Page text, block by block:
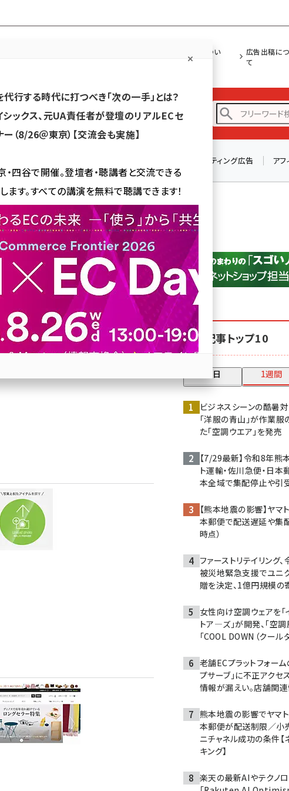
ネッ担につい
広告出稿に
て
から探す セミナー／イベント から探す
アスク
base
リスティング広告 アフ
一覧
いる記事の一覧
人気記事トップ10
昨日 1週間
ビジネスシーンの酷暑対
「洋服の青山」が作業
た「空調ウエア」を発売
【7/29最新】令和8年熊
ト運輸・佐川急便・日
本全域で集配停止や引
【熊本地震の影響】ヤマ
本郵便で配送遅延や集
時点）
ファーストリテイリング
被災地緊急支援でユニ
贈を決定、1億円規模の
女性向け空調ウェアを「
トア―ズ」が開発、「空
「COOL DOWN（クールダ
老舗ECプラットフォーム
プサーブ」に不正アクセ
情報が漏えい。店舗関
熊本地震の影響でヤマ
本郵便が配送制限／小
ニチャネル成功の条件【
キング】
楽天の最新AIやテクノ
行する時代に打つべき「次の一手」とは？
シックス、元UA責任者が登壇のリアルECセ
ー（8/26＠東京）【交流会も実施】
・四谷で開催。登壇者・聴講者と交流できる
ます。すべての講演を無料で聴講できます！